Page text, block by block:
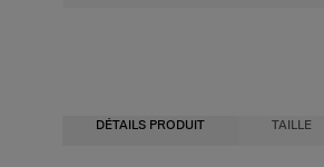
DÉTAILS PRODUIT TAILLE